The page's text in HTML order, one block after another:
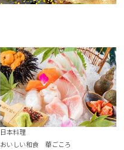
日本料理
おいしい和食 華ごころ